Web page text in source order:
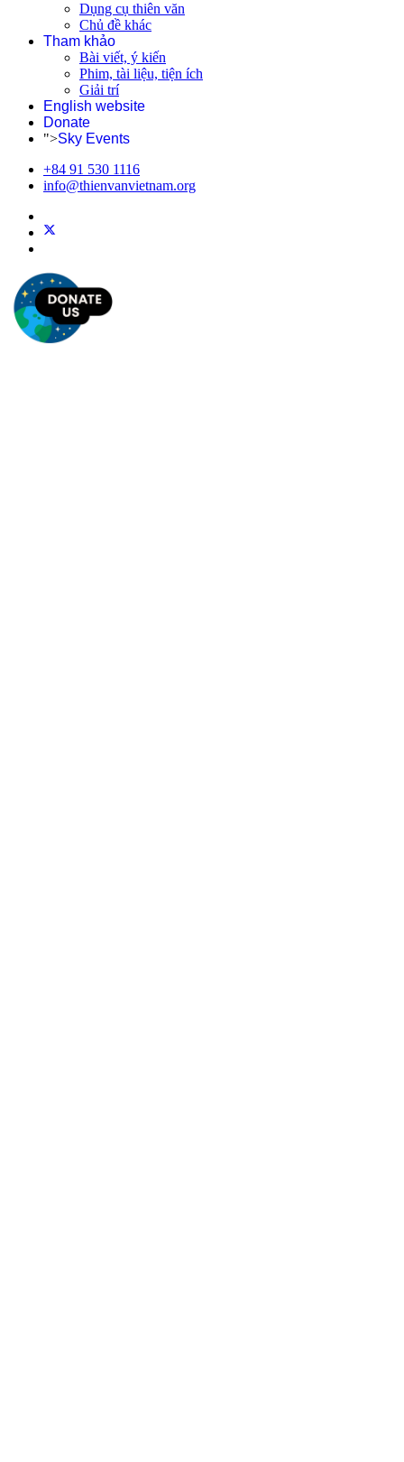
Dụng cụ thiên văn
Chủ đề khác
Tham khảo
Bài viết, ý kiến
Phim, tài liệu, tiện ích
Giải trí
English website
Donate
">Sky Events
+84 91 530 1116
info@thienvanvietnam.org